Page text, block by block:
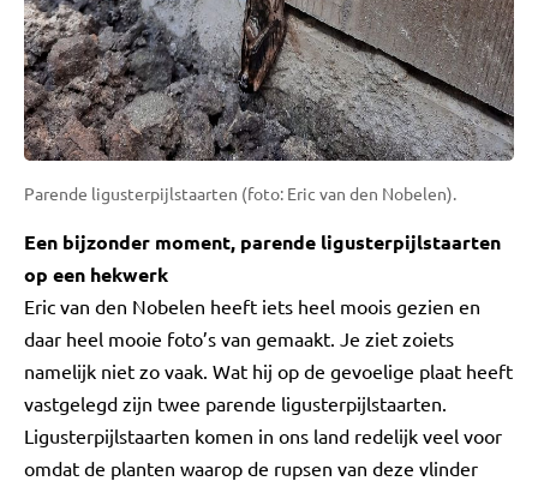
Parende ligusterpijlstaarten (foto: Eric van den Nobelen).
Een bijzonder moment, parende ligusterpijlstaarten
op een hekwerk
Eric van den Nobelen heeft iets heel moois gezien en
daar heel mooie foto’s van gemaakt. Je ziet zoiets
namelijk niet zo vaak. Wat hij op de gevoelige plaat heeft
vastgelegd zijn twee parende ligusterpijlstaarten.
Ligusterpijlstaarten komen in ons land redelijk veel voor
omdat de planten waarop de rupsen van deze vlinder